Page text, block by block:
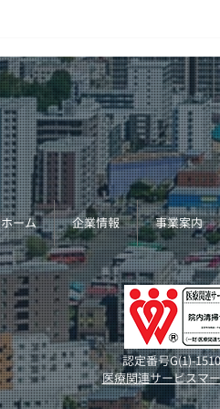
L型バルコニー清掃
ホーム 企業情報 事業案内
認定番号G(1)-
医療関連サービスマ